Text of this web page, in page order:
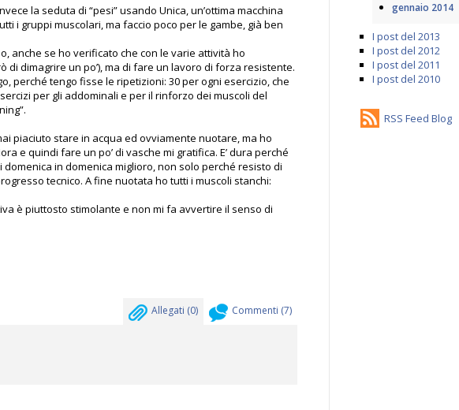
la seduta di “pesi” usando Unica, un’ottima macchina
i gruppi muscolari, ma faccio poco per le gambe, già ben
anche se ho verificato che con le varie attività ho
dimagrire un po’), ma di fare un lavoro di forza resistente.
perché tengo fisse le ripetizioni: 30 per ogni esercizio, che
per gli addominali e per il rinforzo dei muscoli del
piaciuto stare in acqua ed ovviamente nuotare, ma ho
e quindi fare un po’ di vasche mi gratifica. E’ dura perché
in domenica miglioro, non solo perché resisto di
tecnico. A fine nuotata ho tutti i muscoli stanchi:
è piuttosto stimolante e non mi fa avvertire il senso di
Allegati (0) Commenti (7)
gennaio 2014
I post del 2013
I post del 2012
I post del 2011
I post del 2010
RSS Feed Blog